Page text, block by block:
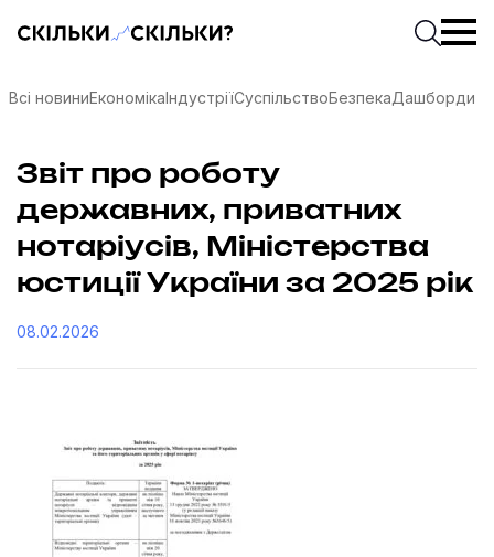
Скільки-скільки? — Медіа про суспільні даніПочати
Всі новиниЕкономікаІндустріїСуспільствоБезпекаДашборди
Звіт про роботу
державних, приватних
нотаріусів, Міністерства
юстиції України за 2025 рік
08.02.2026